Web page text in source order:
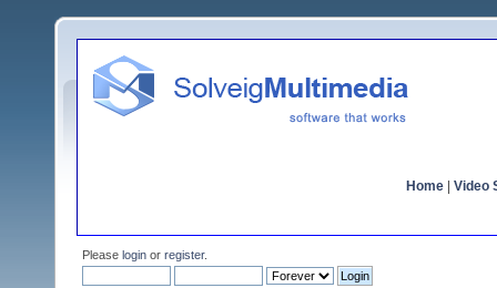
Home Video
Please login or register.